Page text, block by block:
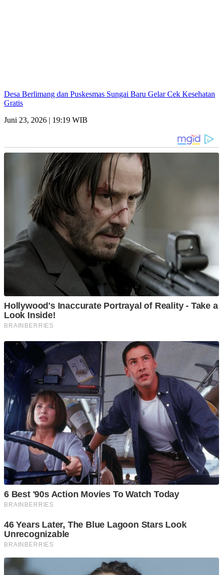
Desa Berlimang dan Puskesmas Sungai Baru Gelar Cek Kesehatan
Gratis
Juni 23, 2026 | 19:19 WIB